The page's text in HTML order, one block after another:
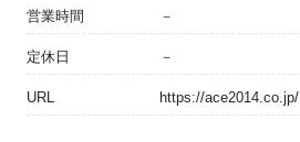
営業時間 －
定休日 －
URL https://ace2014.co.jp/